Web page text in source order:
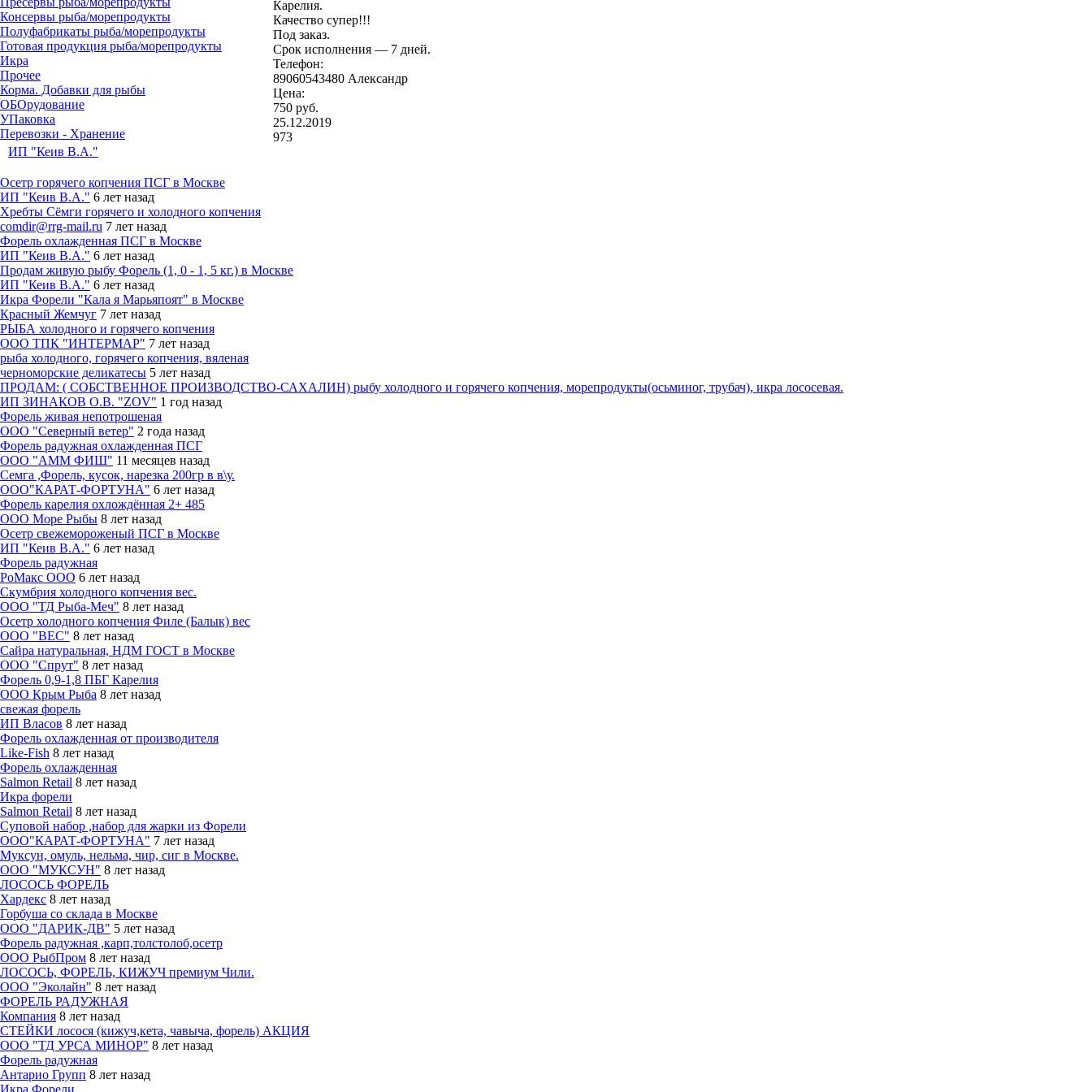
Консервы рыба/морепродукты
Полуфабрикаты рыба/морепродукты
Готовая продукция рыба/морепродукты
Икра
Прочее
Корма. Добавки для рыбы
ОБОрудование
УПаковка
Перевозки - Хранение
Карелия.
Качество супер!!!
Под заказ.
Срок исполнения — 7 дней.
Телефон:
89060543480 Александр
Цена:
750 руб.
25.12.2019
973
ИП "Кеив В.А."
Осетр горячего копчения ПСГ в Москве
ИП "Кеив В.А." 6 лет назад
Хребты Сёмги горячего и холодного копчения
comdir@rrg-mail.ru 7 лет назад
Форель охлажденная ПСГ в Москве
ИП "Кеив В.А." 6 лет назад
Продам живую рыбу Форель (1, 0 - 1, 5 кг.) в Москве
ИП "Кеив В.А." 6 лет назад
Икра Форели "Кала я Марьяпоят" в Москве
Красный Жемчуг 7 лет назад
РЫБА холодного и горячего копчения
ООО ТПК "ИНТЕРМАР" 7 лет назад
рыба холодного, горячего копчения, вяленая
черноморские деликатесы 5 лет назад
ПРОДАМ: ( СОБСТВЕННОЕ ПРОИЗВОДСТВО-САХАЛИН) рыбу холодного и горячего копчения, морепродукты(осьминог, трубач), икра лососевая.
ИП ЗИНАКОВ О.В. "ZOV" 1 год назад
Форель живая непотрошеная
ООО "Северный ветер" 2 года назад
Форель радужная охлажденная ПСГ
ООО "АММ ФИШ" 11 месяцев назад
Семга ,Форель, кусок, нарезка 200гр в в\у.
ООО"КАРАТ-ФОРТУНА" 6 лет назад
Форель карелия охлождённая 2+ 485
ООО Море Рыбы 8 лет назад
Осетр свежемороженый ПСГ в Москве
ИП "Кеив В.А." 6 лет назад
Форель радужная
РоМакс ООО 6 лет назад
Скумбрия холодного копчения вес.
ООО "ТД Рыба-Меч" 8 лет назад
Осетр холодного копчения Филе (Балык) вес
ООО "ВЕС" 8 лет назад
Сайра натуральная, НДМ ГОСТ в Москве
ООО "Спрут" 8 лет назад
Форель 0,9-1,8 ПБГ Карелия
ООО Крым Рыба 8 лет назад
свежая форель
ИП Власов 8 лет назад
Форель охлажденная от производителя
Like-Fish 8 лет назад
Форель охлажденная
Salmon Retail 8 лет назад
Икра форели
Salmon Retail 8 лет назад
Суповой набор ,набор для жарки из Форели
ООО"КАРАТ-ФОРТУНА" 7 лет назад
Муксун, омуль, нельма, чир, сиг в Москве.
ООО "МУКСУН" 8 лет назад
ЛОСОСЬ ФОРЕЛЬ
Хардекс 8 лет назад
Горбуша со склада в Москве
ООО "ДАРИК-ДВ" 5 лет назад
Форель радужная ,карп,толстолоб,осетр
ООО РыбПром 8 лет назад
ЛОСОСЬ, ФОРЕЛЬ, КИЖУЧ премиум Чили.
ООО "Эколайн" 8 лет назад
ФОРЕЛЬ РАДУЖНАЯ
Компания 8 лет назад
СТЕЙКИ лосося (кижуч,кета, чавыча, форель) АКЦИЯ
ООО "ТД УРСА МИНОР" 8 лет назад
Форель радужная
Антарио Групп 8 лет назад
Икра Форели